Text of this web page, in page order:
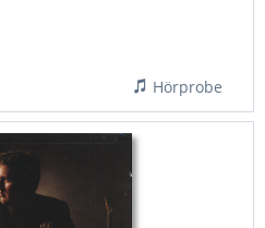
Hörprobe